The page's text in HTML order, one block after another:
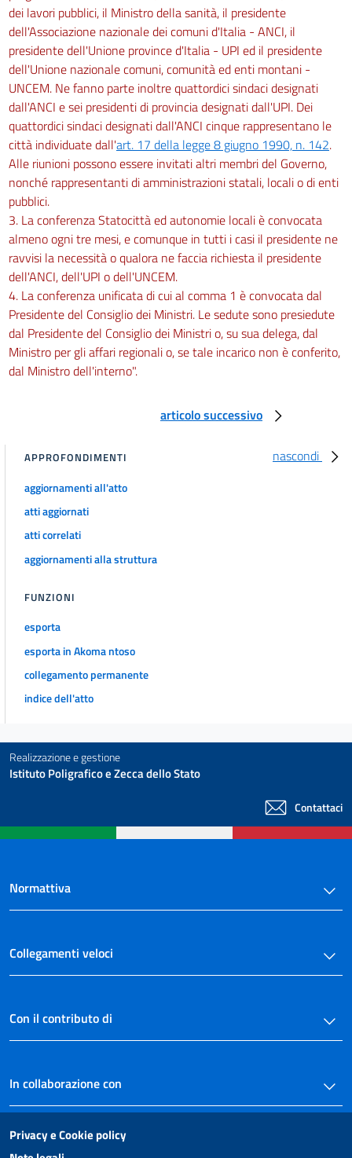
dei lavori pubblici, il Ministro della sanità, il presidente
dell'Associazione nazionale dei comuni d'Italia - ANCI, il
presidente dell'Unione province d'Italia - UPI ed il presidente
dell'Unione nazionale comuni, comunità ed enti montani -
UNCEM. Ne fanno parte inoltre quattordici sindaci designati
dall'ANCI e sei presidenti di provincia designati dall'UPI. Dei
quattordici sindaci designati dall'ANCI cinque rappresentano le
città individuate dall'art. 17 della legge 8 giugno 1990, n. 142.
Alle riunioni possono essere invitati altri membri del Governo,
nonché rappresentanti di amministrazioni statali, locali o di enti
pubblici.
3. La conferenza Statocittà ed autonomie locali è convocata
almeno ogni tre mesi, e comunque in tutti i casi il presidente ne
ravvisi la necessità o qualora ne faccia richiesta il presidente
dell'ANCI, dell'UPI o dell'UNCEM.
4. La conferenza unificata di cui al comma 1 è convocata dal
Presidente del Consiglio dei Ministri. Le sedute sono presiedute
dal Presidente del Consiglio dei Ministri o, su sua delega, dal
Ministro per gli affari regionali o, se tale incarico non è conferito,
dal Ministro dell'interno".
articolo successivo
nascondi
APPROFONDIMENTI
aggiornamenti all'atto
atti aggiornati
atti correlati
aggiornamenti alla struttura
FUNZIONI
esporta
esporta in Akoma ntoso
collegamento permanente
indice dell'atto
Realizzazione e gestione
Istituto Poligrafico e Zecca dello Stato
Contattaci
Normattiva
Collegamenti veloci
Con il contributo di
In collaborazione con
Privacy e Cookie policy